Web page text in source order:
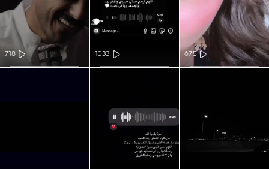
675
1033
718